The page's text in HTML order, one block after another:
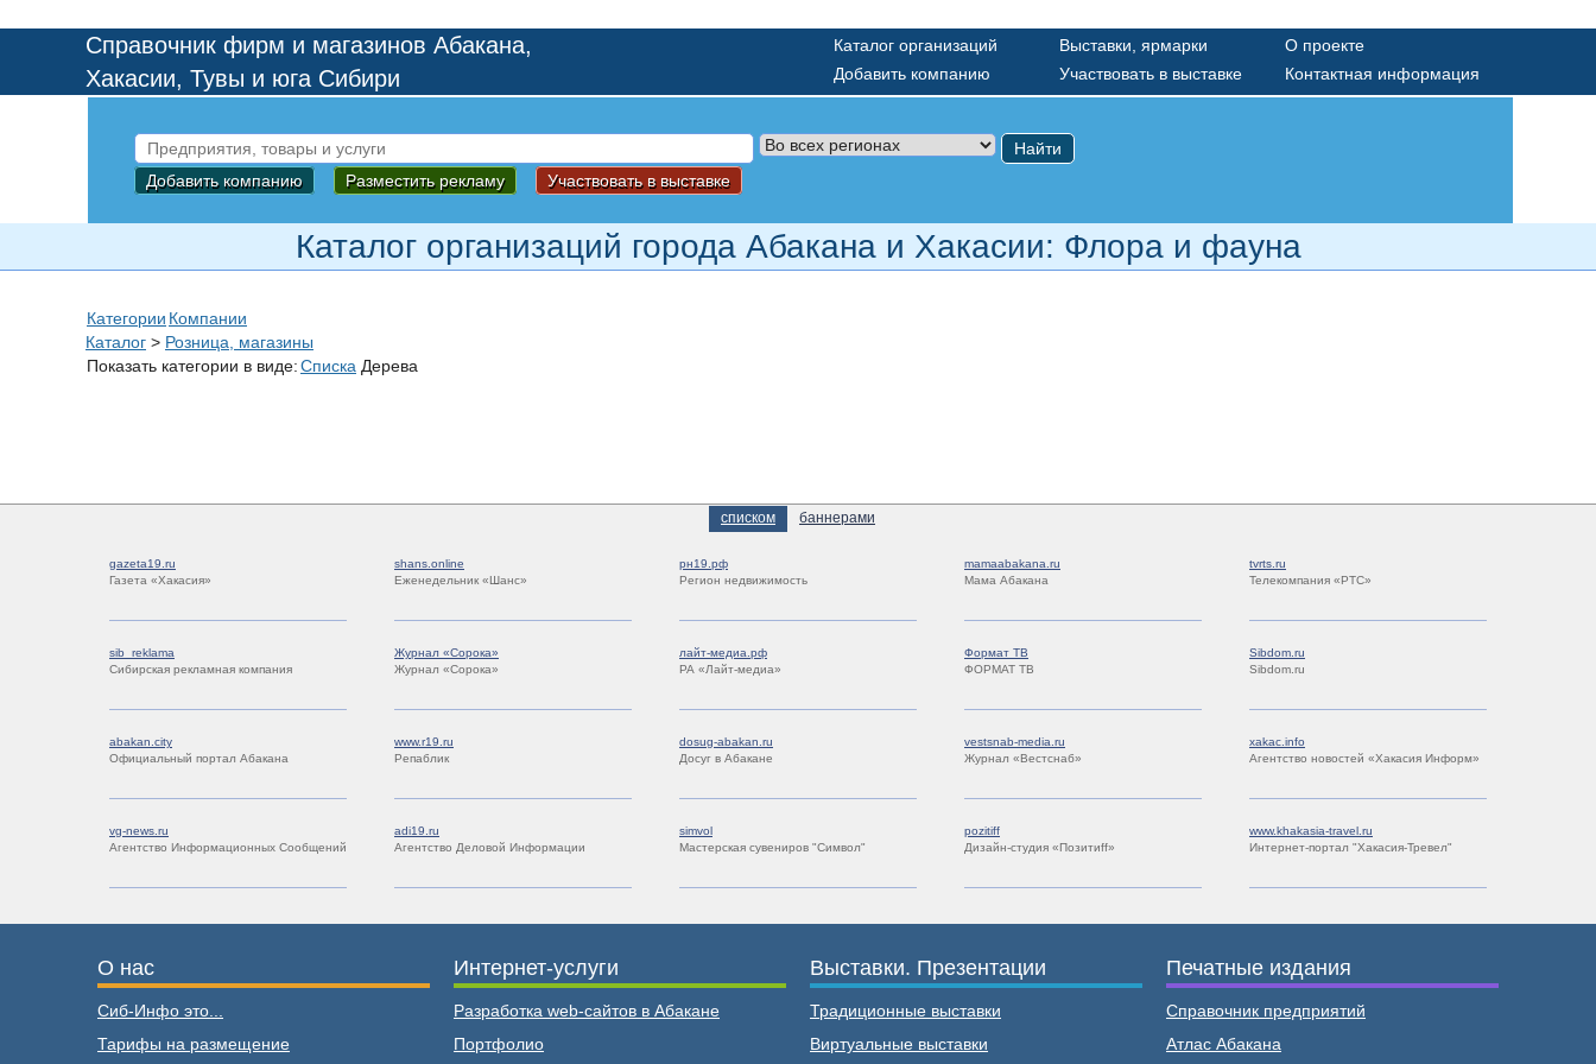
Справочник фирм и магазинов Абакана,
Хакасии, Тувы и юга Сибири
Каталог организаций Выставки, ярмарки
О проекте
Добавить компанию
Участвовать в выставке Контактная информация
Найти
Добавить компанию
Разместить рекламу Участвовать в выставке
Каталог организаций города Абакана и Хакасии: Флора и фауна
Категории Компании
Каталог > Розница, магазины
Показать категории в виде:Списка Дерева
списком баннерами
gazeta19.ru
Газета «Хакасия»
shans.online
Еженедельник «Шанс»
рн19.рф
Регион недвижимость
mamaabakana.ru
Мама Абакана
tvrts.ru
Телекомпания «РТС»
sib_reklama
Сибирская рекламная компания
Журнал «Сорока»
Журнал «Сорока»
лайт-медиа.рф
РА «Лайт-медиа»
Формат ТВ
ФОРМАТ ТВ
Sibdom.ru
Sibdom.ru
abakan.city
Официальный портал Абакана
www.r19.ru
Репаблик
dosug-abakan.ru
Досуг в Абакане
vestsnab-media.ru
Журнал «Вестснаб»
xakac.info
Агентство новостей «Хакасия Информ»
vg-news.ru
Агентство Информационных Сообщений
adi19.ru
Агентство Деловой Информации
simvol
Мастерская сувениров "Символ"
pozitiff
Дизайн-студия «Позитиff»
www.khakasia-travel.ru
Интернет-портал "Хакасия-Тревел"
О нас
Сиб-Инфо это...
Тарифы на размещение
Интернет-услуги
Разработка web-сайтов в Абакане
Портфолио
Выставки. Презентации
Традиционные выставки
Виртуальные выставки
Печатные издания
Справочник предприятий
Атлас Абакана